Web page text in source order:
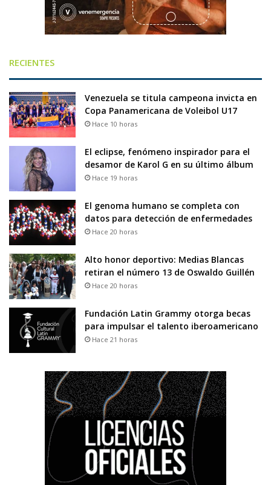
RECIENTES
Venezuela se titula campeona invicta en
Copa Panamericana de Voleibol U17
Hace 10 horas
El eclipse, fenómeno inspirador para el
desamor de Karol G en su último álbum
Hace 19 horas
El genoma humano se completa con
datos para detección de enfermedades
Hace 20 horas
Alto honor deportivo: Medias Blancas
retiran el número 13 de Oswaldo Guillén
Hace 20 horas
Fundación Latin Grammy otorga becas
para impulsar el talento iberoamericano
Hace 21 horas